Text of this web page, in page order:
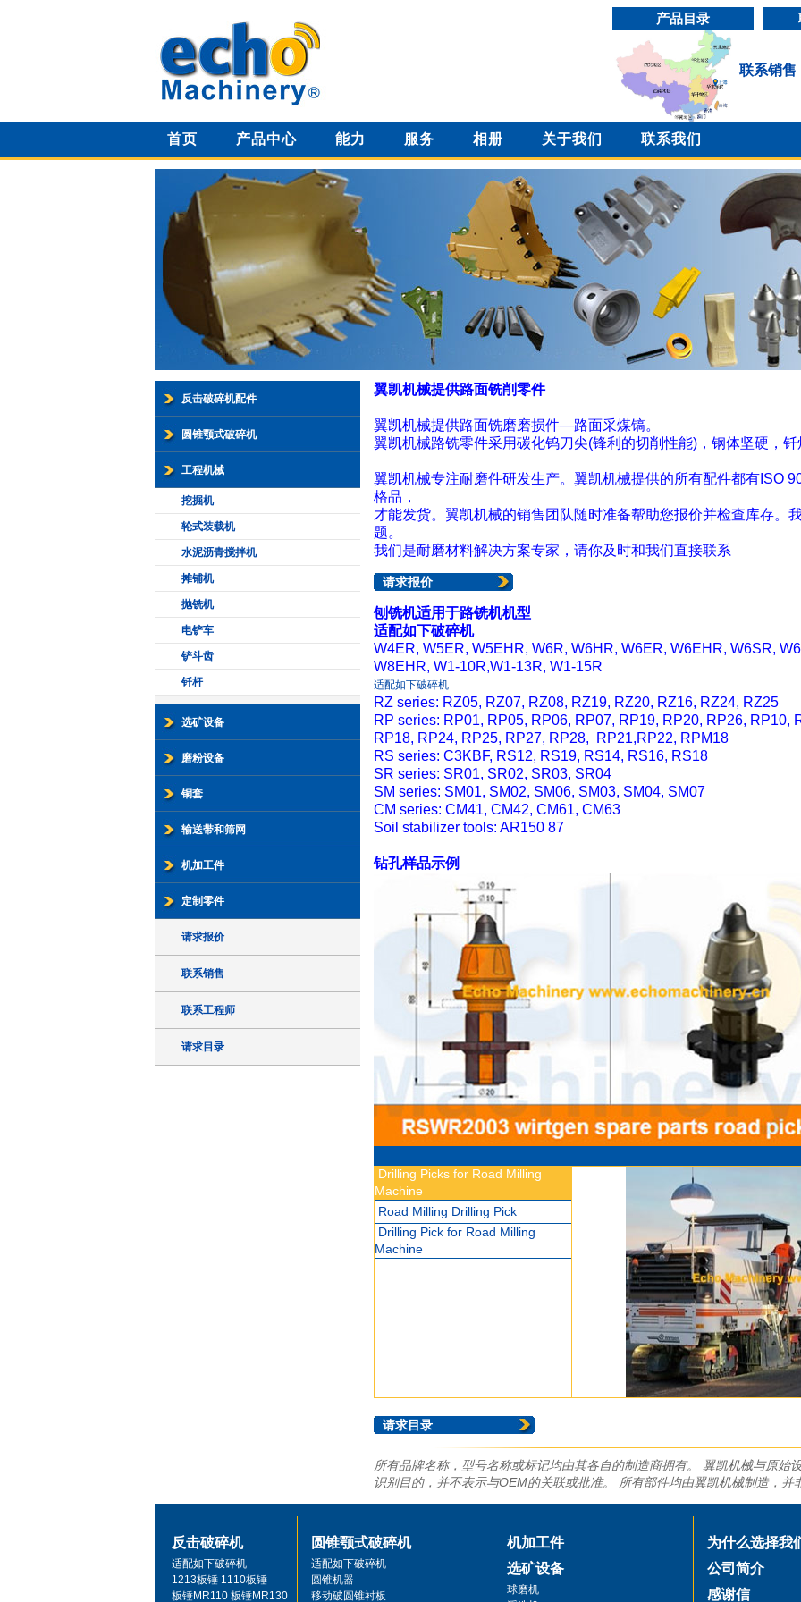
产品目录
联系销售
首页 产品中心 能力 服务 相册 关于我们 联系我们
反击破碎机配件
圆锥颚式破碎机
工程机械
挖掘机
轮式装载机
水泥沥青搅拌机
摊铺机
抛铣机
电铲车
铲斗齿
钎杆
选矿设备
磨粉设备
铜套
输送带和筛网
机加工件
定制零件
请求报价
联系销售
联系工程师
请求目录
翼凯机械提供路面铣削零件
翼凯机械提供路面铣磨磨损件—路面采煤镐。
翼凯机械路铣零件采用碳化钨刀尖(锋利的切削性能)，钢体坚硬，
翼凯机械专注耐磨件研发生产。翼凯机械提供的所有配件都有ISO
格品，
才能发货。 翼凯机械的销售团队随时准备帮助您报价并检查库存。
题。
我们是耐磨材料解决方案专家，请你及时和我们直接联系
请求报价
刨铣机适用于路铣机机型
适配如下破碎机
W4ER, W5ER, W5EHR, W6R, W6HR, W6ER, W6EHR, W6SR,
W8EHR, W1-10R,W1-13R, W1-15R
适配如下破碎机
RZ series: RZ05, RZ07, RZ08, RZ19, RZ20, RZ16, RZ24, RZ25
RP series: RP01, RP05, RP06, RP07, RP19, RP20, RP26, RP10,
RP18, RP24, RP25, RP27, RP28, RP21,RP22, RPM18
RS series: C3KBF, RS12, RS19, RS14, RS16, RS18
SR series: SR01, SR02, SR03, SR04
SM series: SM01, SM02, SM06, SM03, SM04, SM07
CM series: CM41, CM42, CM61, CM63
Soil stabilizer tools: AR150 87
钻孔样品示例
Drilling Picks for Road Milling
Machine
Road Milling Drilling Pick
Drilling Pick for Road Milling
Machine
请求目录
所有品牌名称，型号名称或标记均由其各自的制造商拥有。 翼凯机械与原始
识别目的，并不表示与OEM的关联或批准。 所有部件均由翼凯机械制造，
反击破碎机
适配如下破碎机
1213板锤 1110板锤
板锤MR110 板锤MR130
圆锥颚式破碎机
适配如下破碎机
圆锥机器
移动破圆锥衬板
机加工件
选矿设备
球磨机
为什么选择我
公司简介
感谢信